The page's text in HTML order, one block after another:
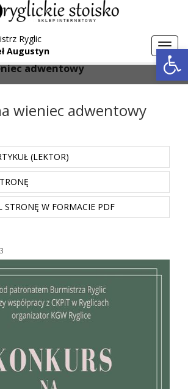
Ryglic
Augustyn
Aktualności
adwentowy
wieniec adwentowy
(LEKTOR)
STRONĘ W FORMACIE PDF